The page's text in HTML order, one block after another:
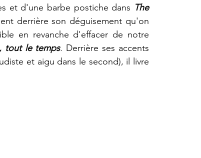
et d'une barbe postiche dans The
derrière son déguisement qu'on
en revanche d'effacer de notre
tout le temps. Derrière ses accents
et aigu dans le second), il livre